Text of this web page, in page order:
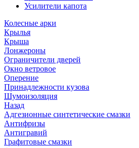
Усилители капота
Колесные арки
Крылья
Крыша
Лонжероны
Ограничители дверей
Окно ветровое
Оперение
Принадлежности кузова
Шумоизоляция
Назад
Адгезионные синтетические смазки
Антифризы
Антигравий
Графитовые смазки